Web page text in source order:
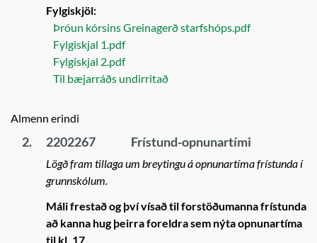
Fylgiskjöl:
Þróun kórsins Greinagerð starfshóps.pdf
Fylgiskjal 1.pdf
Fylgiskjal 2.pdf
Til bæjarráðs undirritað
Almenn erindi
2. 2202267 Frístund-opnunartími
Lögð fram tillaga um breytingu á opnunartíma frístunda í
grunnskólum.
Máli frestað og því vísað til forstöðumanna frístunda
að kanna hug þeirra foreldra sem nýta opnunartíma
til kl. 17.